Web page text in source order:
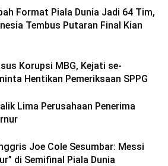
Format Piala Dunia Jadi 64 Tim,
Tembus Putaran Final Kian
Korupsi MBG, Kejati se-
Hentikan Pemeriksaan SPPG
Lima Perusahaan Penerima
Joe Cole Sesumbar: Messi
di Semifinal Piala Dunia